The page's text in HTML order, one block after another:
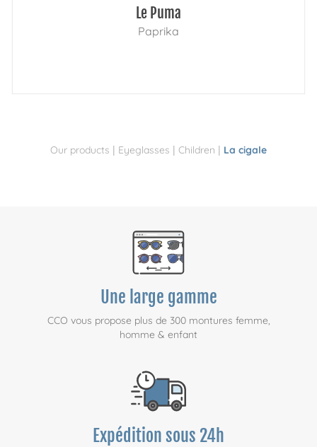
Our products | Eyeglasses | Children | La cigale
Le Puma
Paprika
Une large gamme
CCO vous propose plus de 300 montures femme,
homme & enfant
Expédition sous 24h